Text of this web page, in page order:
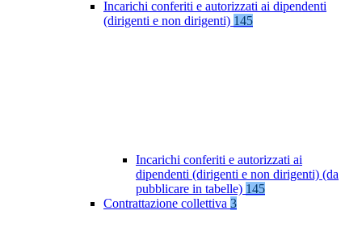
Incarichi conferiti e autorizzati ai dipendenti
(dirigenti e non dirigenti) 145
Incarichi conferiti e autorizzati ai
dipendenti (dirigenti e non dirigenti) (da
pubblicare in tabelle) 145
Contrattazione collettiva 3